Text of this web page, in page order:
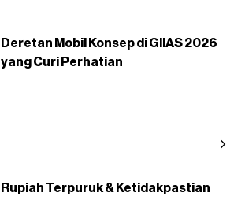
Deretan Mobil Konsep di GIIAS 2026
yang Curi Perhatian
Rupiah Terpuruk & Ketidakpastian